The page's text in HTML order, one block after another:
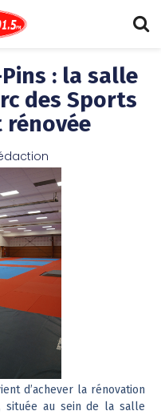
: la salle
des Sports
d’achever la rénovation
située au sein de la salle